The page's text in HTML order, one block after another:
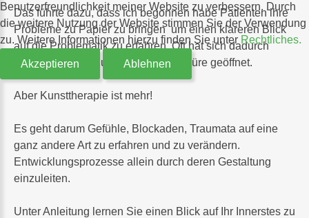
Das führte dazu, dass ich begonnen habe Patienten ihre
Probleme zu Papier zu bringen um einen klareren Blick
auf die Problematik zu erfahren. Oft hat sich dadurch
schon alleine dadurch wieder eine Türe geöffnet.
Aber Kunsttherapie ist mehr!
Es geht darum Gefühle, Blockaden, Traumata auf eine
ganz andere Art zu erfahren und zu verändern.
Entwicklungsprozesse allein durch deren Gestaltung
einzuleiten.
Unter Anleitung lernen Sie einen Blick auf Ihr Innerstes zu
Benutzerfreundlichkeit meiner Website zu verbessern. Durch
die weitere Nutzung der Website stimmen Sie der Verwendung
zu. Weitere Informationen hierzu finden Sie unter Rechtliches.
Akzeptieren Ablehnen